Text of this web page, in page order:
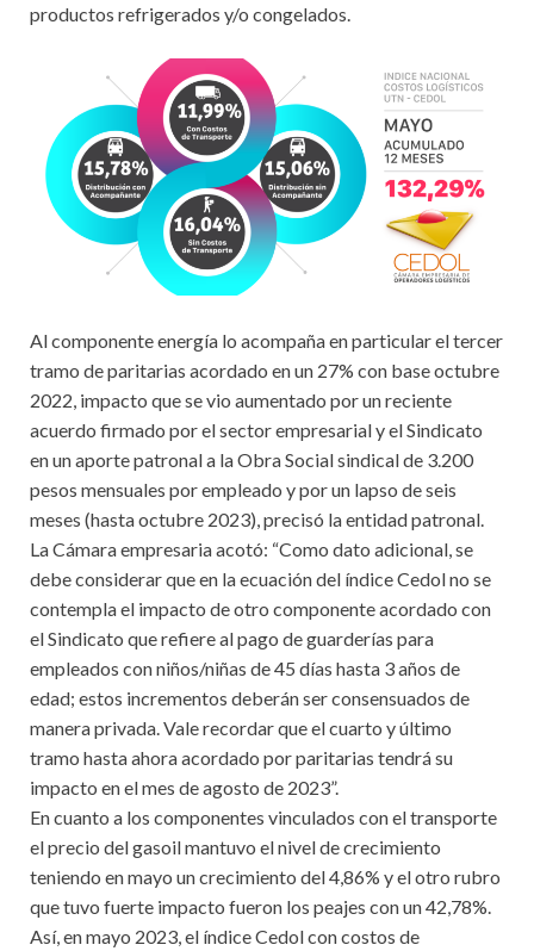
productos refrigerados y/o congelados.
Al componente energía lo acompaña en particular el tercer
tramo de paritarias acordado en un 27% con base octubre
2022, impacto que se vio aumentado por un reciente
acuerdo firmado por el sector empresarial y el Sindicato
en un aporte patronal a la Obra Social sindical de 3.200
pesos mensuales por empleado y por un lapso de seis
meses (hasta octubre 2023), precisó la entidad patronal.
La Cámara empresaria acotó: “Como dato adicional, se
debe considerar que en la ecuación del índice Cedol no se
contempla el impacto de otro componente acordado con
el Sindicato que refiere al pago de guarderías para
empleados con niños/niñas de 45 días hasta 3 años de
edad; estos incrementos deberán ser consensuados de
manera privada. Vale recordar que el cuarto y último
tramo hasta ahora acordado por paritarias tendrá su
impacto en el mes de agosto de 2023”.
En cuanto a los componentes vinculados con el transporte
el precio del gasoil mantuvo el nivel de crecimiento
teniendo en mayo un crecimiento del 4,86% y el otro rubro
que tuvo fuerte impacto fueron los peajes con un 42,78%.
Así, en mayo 2023, el índice Cedol con costos de